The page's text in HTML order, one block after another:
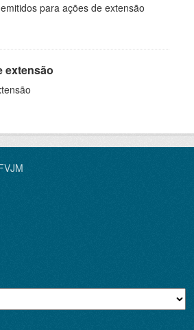
para ações de extensão
extensão